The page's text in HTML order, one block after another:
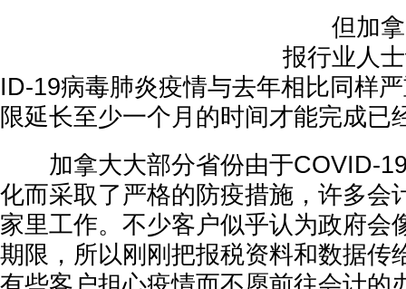
但加拿
报行业人
ID-19病毒肺炎疫情与去年相比同样
限延长至少一个月的时间才能完成已
加拿大大部分省份由于COVID-19
化而采取了严格的防疫措施，许多会
家里工作。不少客户似乎认为政府会
期限，所以刚刚把报税资料和数据传